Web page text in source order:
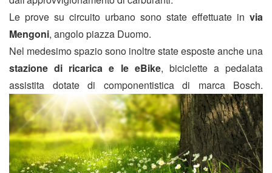
Le prove su circuito urbano sono state effettuate in via
Mengoni, angolo piazza Duomo.
Nel medesimo spazio sono inoltre state esposte anche una
stazione di ricarica e le eBike, biciclette a pedalata
assistita dotate di componentistica di marca Bosch.